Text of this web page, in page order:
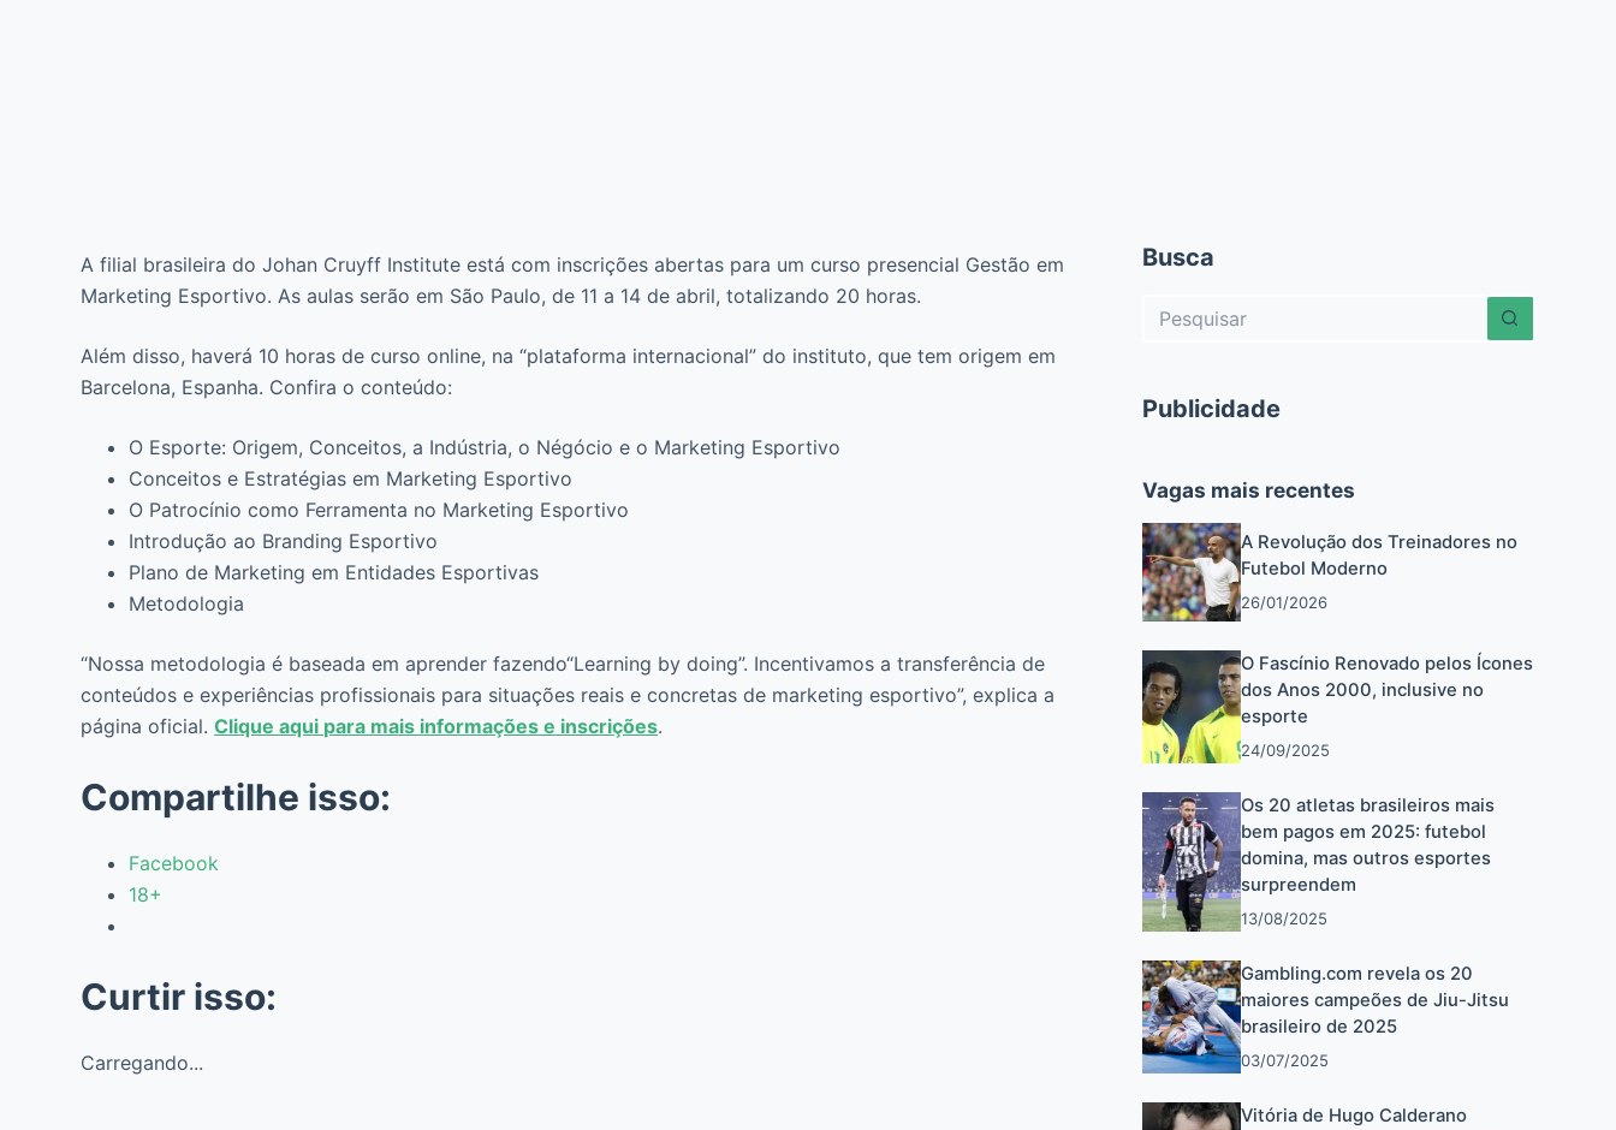
A filial brasileira do Johan Cruyff Institute está com inscrições abertas para um curso presencial Gestão em
Marketing Esportivo. As aulas serão em São Paulo, de 11 a 14 de abril, totalizando 20 horas.
Além disso, haverá 10 horas de curso online, na “plataforma internacional” do instituto, que tem origem em
Barcelona, Espanha. Confira o conteúdo:
O Esporte: Origem, Conceitos, a Indústria, o Négócio e o Marketing Esportivo
Conceitos e Estratégias em Marketing Esportivo
O Patrocínio como Ferramenta no Marketing Esportivo
Introdução ao Branding Esportivo
Plano de Marketing em Entidades Esportivas
Metodologia
“Nossa metodologia é baseada em aprender fazendo“Learning by doing”. Incentivamos a transferência de
conteúdos e experiências profissionais para situações reais e concretas de marketing esportivo”, explica a
página oficial.Clique aqui para mais informações e inscrições.
Compartilhe isso:
Facebook
18+
Curtir isso:
Carregando...
Busca
Sem
Publicidade
Vagas mais recentes
A Revolução dos Treinadores no
Futebol Moderno
26/01/2026
O Fascínio Renovado pelos Ícones
dos Anos 2000, inclusive no
esporte
24/09/2025
Os 20 atletas brasileiros mais
bem pagos em 2025: futebol
domina, mas outros esportes
surpreendem
13/08/2025
Gambling.com revela os 20
maiores campeões de Jiu-Jitsu
brasileiro de 2025
03/07/2025
Vitória de Hugo Calderano